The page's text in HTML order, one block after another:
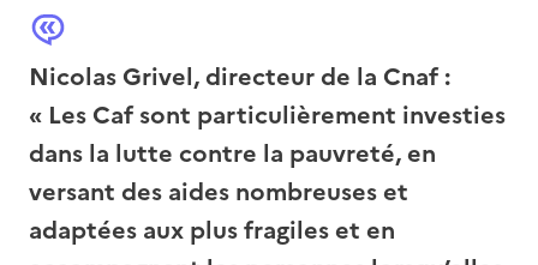
Nicolas Grivel, directeur de la Cnaf :
« Les Caf sont particulièrement investies
dans la lutte contre la pauvreté, en
versant des aides nombreuses et
adaptées aux plus fragiles et en